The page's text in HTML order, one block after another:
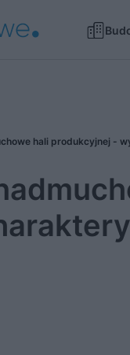
hali produkcyjnej -